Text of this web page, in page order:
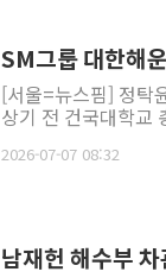
SM그룹 대한해
[서울=뉴스핌] 정탁
상기 전 건국대학교
2026-07-07 08:32
남재헌 해수부